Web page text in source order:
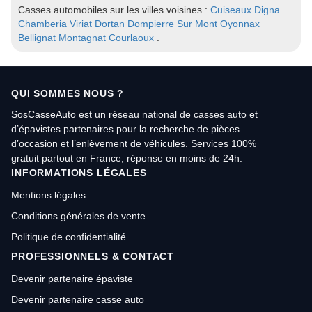
Casses automobiles sur les villes voisines : Cuiseaux Digna
Chamberia Viriat Dortan Dompierre Sur Mont Oyonnax
Bellignat Montagnat Courlaoux
QUI SOMMES NOUS ?
SosCasseAuto est un réseau national de casses auto et
d’épavistes partenaires pour la recherche de pièces
d’occasion et l’enlèvement de véhicules. Services 100%
gratuit partout en France, réponse en moins de 24h.
INFORMATIONS LÉGALES
Mentions légales
Conditions générales de vente
Politique de confidentialité
PROFESSIONNELS & CONTACT
Devenir partenaire épaviste
Devenir partenaire casse auto